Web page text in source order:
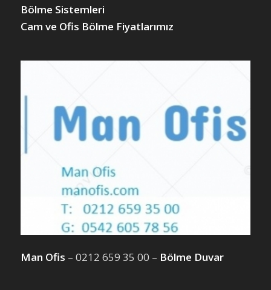
Bölme Sistemleri
Cam ve Ofis Bölme Fiyatlarımız
Man Ofis – 0212 659 35 00 – Bölme Duvar